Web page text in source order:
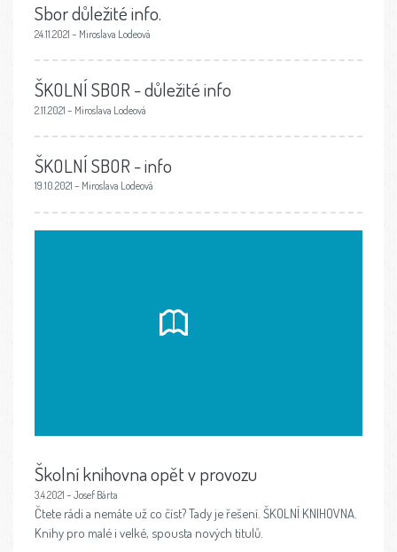
Sbor důležité info.
24.11.2021 – Miroslava Lodeová
ŠKOLNÍ SBOR - důležité info
2.11.2021 – Miroslava Lodeová
ŠKOLNÍ SBOR - info
19.10.2021 – Miroslava Lodeová
Školní knihovna opět v provozu
3.4.2021 – Josef Bárta
Čtete rádi a nemáte už co číst? Tady je řešení. ŠKOLNÍ KNIHOVNA.
Knihy pro malé i velké, spousta nových titulů.